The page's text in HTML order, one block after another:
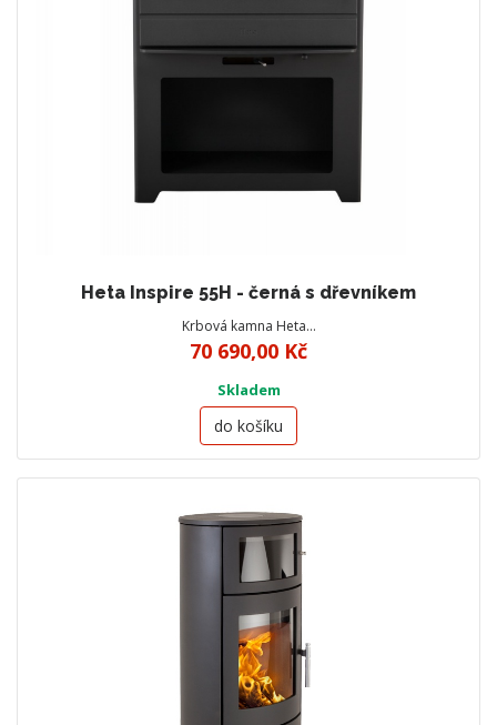
Heta Inspire 55H - černá s dřevníkem
Krbová kamna Heta…
70 690,00 Kč
Skladem
do košíku